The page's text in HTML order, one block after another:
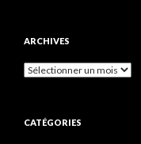
ARCHIVES
Archives
CATÉGORIES